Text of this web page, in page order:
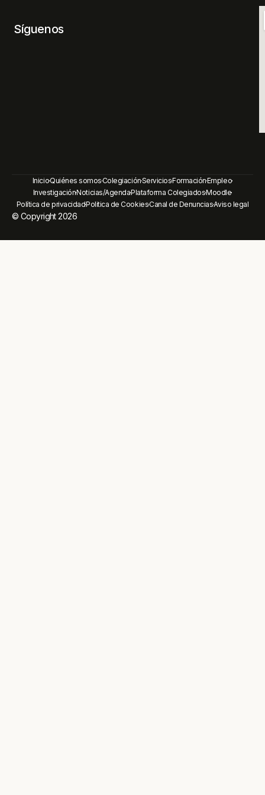
Síguenos
InicioQuiénes somosColegiaciónServiciosFormaciónEmpleo
InvestigaciónNoticias/AgendaPlataforma ColegiadosMoodle
Política de privacidadPolitica de CookiesCanal de DenunciasAviso legal
© Copyright 2026